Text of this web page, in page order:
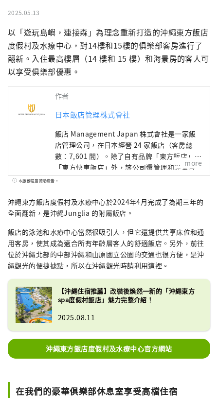
2025.05.13
以「遊玩島嶼，連接森」為理念重新打造的沖繩東方飯店
度假村及水療中心，對14樓和15樓的俱樂部客房進行了
翻新。入住最高樓層（14 樓和 15 樓）和海景房的客人可
以享受俱樂部優惠。
作者
日本飯店管理株式會社
飯店 Management Japan 株式會社是一家飯
店管理公司，在日本經營 24 家飯店（客房總
數：7,601 間）。除了自有品牌「東方飯店」和
「東方快車飯店」外，該公司還管理和經營各
種飯店，包括「希爾頓」、「喜來登」和「日
more
本服務包含贊助廣告。
沖繩東方飯店度假村及水療中心於2024年4月完成了為期三年的
全面翻新，是沖繩Junglia 的附屬飯店。
飯店的泳​​池和水療中心當然很吸引人，但它還提供共享床位和通
用客房，使其成為適合所有年齡層客人的舒適飯店。另外，前往
位於沖繩北部的中部沖繩和山原國立公園的交通也很方便，是沖
繩觀光的便捷據點，所以在沖繩觀光時請利用這裡。
【沖繩住宿推薦】改裝後煥然一新的「沖繩東方
spa度假村飯店」魅力完整介紹！
2025.08.11
沖繩東方飯店度假村及水療中心官方網站
在我們的豪華俱樂部休息室享受高檔住宿